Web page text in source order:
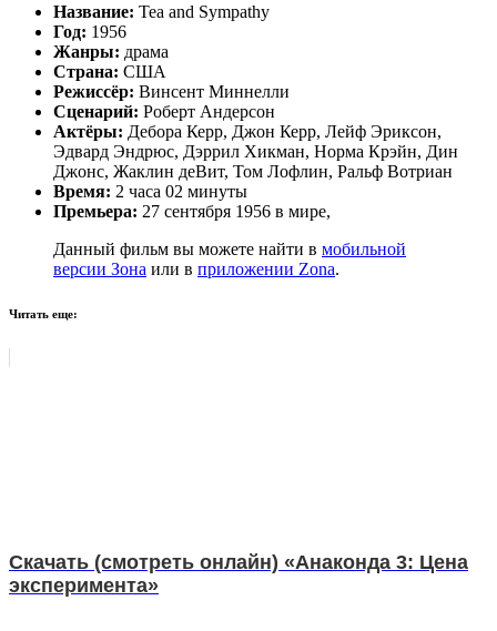
Название: Tea and Sympathy
Год: 1956
Жанры: драма
Страна: США
Режиссёр: Винсент Миннелли
Сценарий: Роберт Андерсон
Актёры: Дебора Керр, Джон Керр, Лейф Эриксон,
Эдвард Эндрюс, Дэррил Хикман, Норма Крэйн, Дин
Джонс, Жаклин деВит, Том Лофлин, Ральф Вотриан
Время: 2 часа 02 минуты
Премьера: 27 сентября 1956 в мире,
Данный фильм вы можете найти в мобильной
версии Зона или в приложении Zona.
Читать еще:
Скачать (смотреть онлайн) «Анаконда 3: Цена
эксперимента»